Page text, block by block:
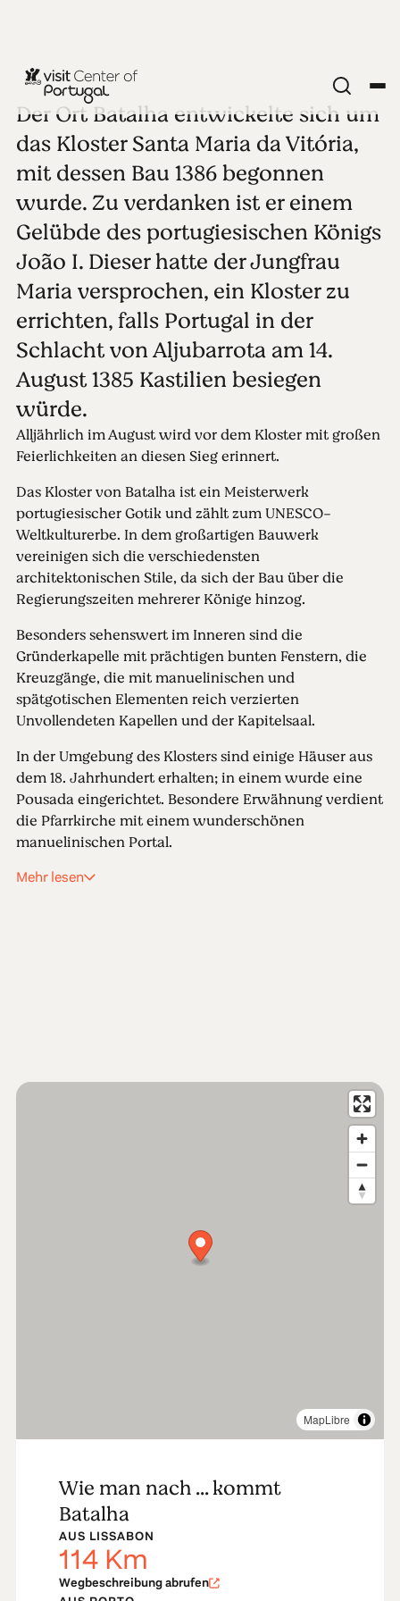
KÜSTENSTÄDTE
Batalha
Alle Fotos anzeigen
Der Ort Batalha entwickelte sich um
das Kloster Santa Maria da Vitória,
mit dessen Bau 1386 begonnen
wurde. Zu verdanken ist er einem
Gelübde des portugiesischen Königs
João I. Dieser hatte der Jungfrau
Maria versprochen, ein Kloster zu
errichten, falls Portugal in der
Schlacht von Aljubarrota am 14.
August 1385 Kastilien besiegen
würde.
Alljährlich im August wird vor dem Kloster mit großen
Feierlichkeiten an diesen Sieg erinnert.
Das Kloster von Batalha ist ein Meisterwerk
portugiesischer Gotik und zählt zum UNESCO-
Weltkulturerbe. In dem großartigen Bauwerk
vereinigen sich die verschiedensten
architektonischen Stile, da sich der Bau über die
Regierungszeiten mehrerer Könige hinzog.
Besonders sehenswert im Inneren sind die
Gründerkapelle mit prächtigen bunten Fenstern, die
Kreuzgänge, die mit manuelinischen und
spätgotischen Elementen reich verzierten
Unvollendeten Kapellen und der Kapitelsaal.
In der Umgebung des Klosters sind einige Häuser aus
dem 18. Jahrhundert erhalten; in einem wurde eine
Pousada eingerichtet. Besondere Erwähnung verdient
die Pfarrkirche mit einem wunderschönen
manuelinischen Portal.
Mehr lesen
MapLibre
Wie man nach ... kommt
Batalha
AUS LISSABON
114 Km
Wegbeschreibung abrufen